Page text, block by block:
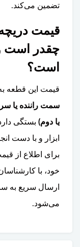
تضمین می‌کند.
چقدر است
است؟
قیمت این قطعه
یا دوم) بستگی
ابزار و با دست
برای اطلاع از
خود، با
ارسال سریع به
می‌شود.